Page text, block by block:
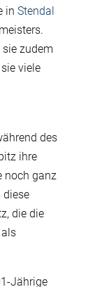
in Stendal
sie zudem
viele
des
ihre
noch ganz
diese
die die
Jährige